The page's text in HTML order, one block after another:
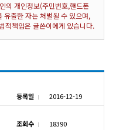
의 개인정보(주민번호,핸드폰
유출한 자는 처벌될 수 있으며,
적책임은 글쓴이에게 있습니다.
등록일 2016-12-19
조회수 18390